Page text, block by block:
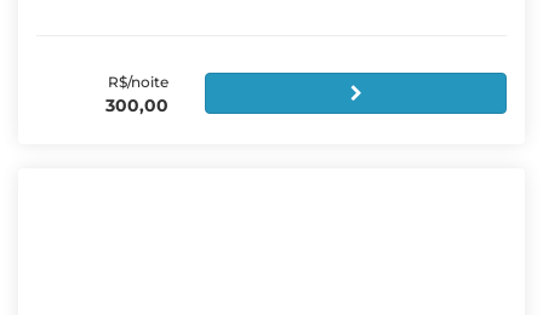
R$/noite
300,00